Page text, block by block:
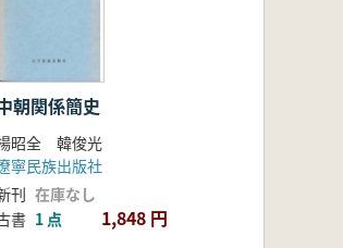
朝関係簡史
昭全 韓俊光
寧民族出版社
刊 在庫なし
書 1 点 1,848 円